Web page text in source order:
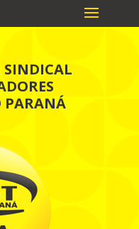
SINDICAL
PARANÁ